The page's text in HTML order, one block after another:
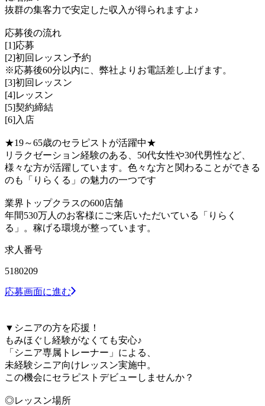
抜群の集客力で安定した収入が得られますよ♪
応募後の流れ
[1]応募
[2]初回レッスン予約
※応募後60分以内に、弊社よりお電話差し上げます。
[3]初回レッスン
[4]レッスン
[5]契約締結
[6]入店
★19～65歳のセラピストが活躍中★
リラクゼーション経験のある、50代女性や30代男性など、
様々な方が活躍しています。色々な方と関わることができる
のも「りらくる」の魅力の一つです
業界トップクラスの600店舗
年間530万人のお客様にご来店いただいている「りらく
る」。稼げる環境が整っています。
求人番号
5180209
応募画面に進む
▼シニアの方を応援！
もみほぐし経験がなくても安心♪
「シニア専属トレーナー」による、
未経験シニア向けレッスン実施中。
この機会にセラピストデビューしませんか？
◎レッスン場所